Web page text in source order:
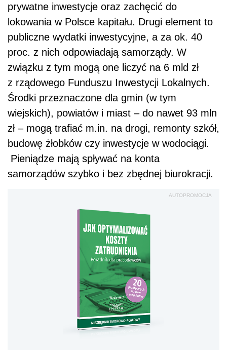
prywatne inwestycje oraz zachęcić do
lokowania w Polsce kapitału. Drugi element to
publiczne wydatki inwestycyjne, a za ok. 40
proc. z nich odpowiadają samorządy. W
związku z tym mogą one liczyć na 6 mld zł
z rządowego Funduszu Inwestycji Lokalnych.
Środki przeznaczone dla gmin (w tym
wiejskich), powiatów i miast – do nawet 93 mln
zł – mogą trafiać m.in. na drogi, remonty szkół,
budowę żłobków czy inwestycje w wodociągi.
Pieniądze mają spływać na konta
samorządów szybko i bez zbędnej biurokracji.
AUTOPROMOCJA